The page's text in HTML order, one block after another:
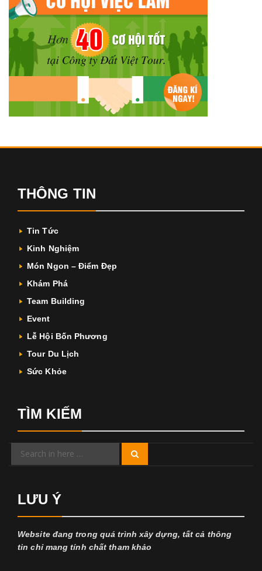
THÔNG TIN
Tin Tức
Kinh Nghiệm
Món Ngon – Điểm Đẹp
Khám Phá
Team Building
Event
Lễ Hội Bốn Phương
Tour Du Lịch
Sức Khỏe
TÌM KIẾM
Search
LƯU Ý
Website đang trong quá trình xây dựng, tất cả thông
tin chỉ mang tính chất tham khảo